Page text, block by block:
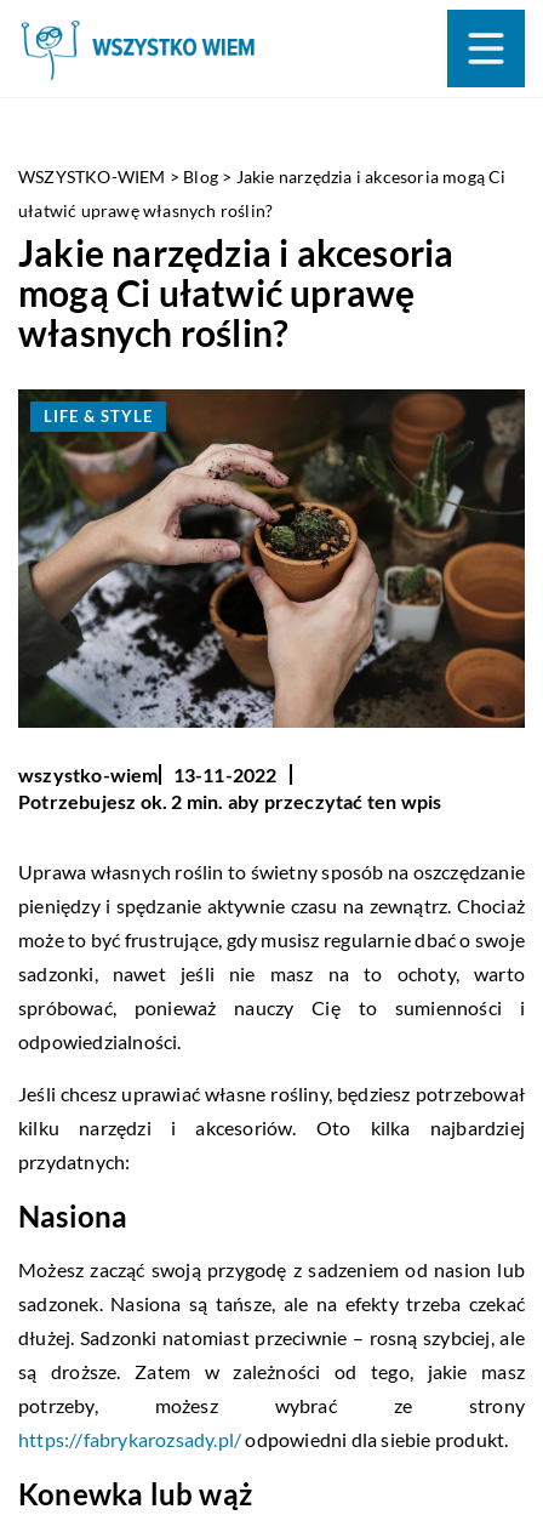
WSZYSTKO-WIEM > Blog > Jakie narzędzia i akcesoria mogą Ci
ułatwić uprawę własnych roślin?
Jakie narzędzia i akcesoria
mogą Ci ułatwić uprawę
własnych roślin?
LIFE & STYLE
wszystko-wiem
13-11-2022
Potrzebujesz ok. 2 min. aby przeczytać ten wpis
Uprawa własnych roślin to świetny sposób na oszczędzanie
pieniędzy i spędzanie aktywnie czasu na zewnątrz. Chociaż
może to być frustrujące, gdy musisz regularnie dbać o swoje
sadzonki, nawet jeśli nie masz na to ochoty, warto
spróbować, ponieważ nauczy Cię to sumienności i
odpowiedzialności.
Jeśli chcesz uprawiać własne rośliny, będziesz potrzebował
kilku narzędzi i akcesoriów. Oto kilka najbardziej
przydatnych:
Nasiona
Możesz zacząć swoją przygodę z sadzeniem od nasion lub
sadzonek. Nasiona są tańsze, ale na efekty trzeba czekać
dłużej. Sadzonki natomiast przeciwnie – rosną szybciej, ale
są droższe. Zatem w zależności od tego, jakie masz
potrzeby, możesz wybrać ze strony
https://fabrykarozsady.pl/odpowiedni dla siebie produkt.
Konewka lub wąż